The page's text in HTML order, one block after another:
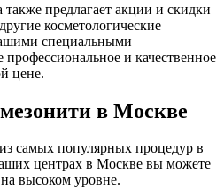
предлагает акции и скидки
косметологические
специальными
и качественное
цене.
в Москве
самых популярных процедур в
центрах в Москве вы можете
высоком уровне.